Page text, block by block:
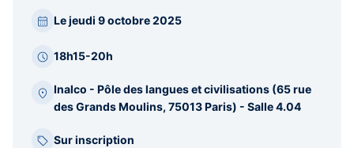
Paragraphes
barreLe jeudi 9 octobre 2025
18h15-20h
Inalco - Pôle des langues et civilisations (65 rue
des Grands Moulins, 75013 Paris) - Salle 4.04
Sur inscription